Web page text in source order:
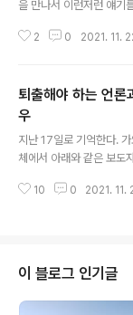
을 만나서 이런저런 얘기
혼이다고 내세우고는 스
롭게 고안해 낸 것인데
었다. 간단히 말해 무식쟁
틀맨화하고자 이나조는
는 에스닉 코드를 덮어씌
공해 이후 일본 하면 부
되었고 이 부시도야말로
2 0 2021. 11.
퇴출해야 하는 언론
우
지난 17일로 기억한다.
체에서 아래와 같은 보도
ve' 발매 차은우, 30일 '
가 오는 30일 발매되는
t.1 ‘Don’t Cry, My
에 참여한다"고 밝혔다.
10 0 2021. 11.
이 블로그 인기글